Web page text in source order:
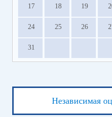
17 18 19
24 25 26
31
Независимая